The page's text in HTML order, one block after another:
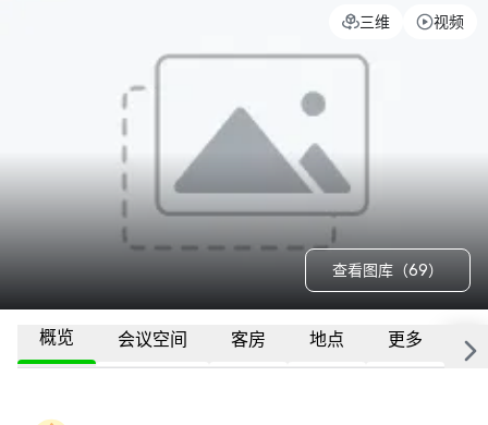
三维 视频
查看图库（69）
概览 会议空间 客房 地点 更多 常